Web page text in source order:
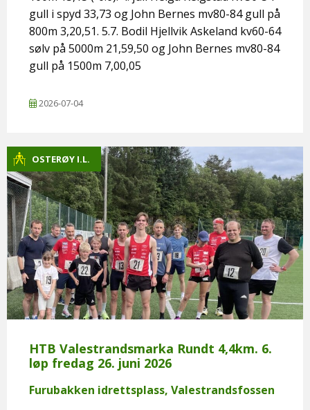
gull i spyd 33,73 og John Bernes mv80-84 gull på
800m 3,20,51. 5.7. Bodil Hjellvik Askeland kv60-64
sølv på 5000m 21,59,50 og John Bernes mv80-84
gull på 1500m 7,00,05
2026-07-04
OSTERØY I.L.
HTB Valestrandsmarka Rundt 4,4km. 6.
løp fredag 26. juni 2026
Furubakken idrettsplass, Valestrandsfossen